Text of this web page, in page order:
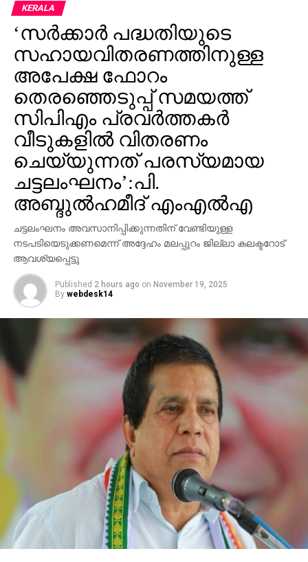
ഉപയോക്താക്കളെയാണ് 15ആര്‍ ലക്ഷ്യമിടുന്നത്.
ഫോണിന്റെ പൂര്‍ണ്ണ സവിശേഷതകളും ഇന്ത്യയിലെ
ലോഞ്ച് തീയതിയും അടുത്ത ദിവസങ്ങളില്‍
വണ്‍പ്ലസ് ഔദ്യോഗികമായി പ്രഖ്യാപിക്കുമെന്ന്
പ്രതീക്ഷിക്കുന്നു.
KERALA
‘സര്‍ക്കാര്‍ പദ്ധതിയുടെ
സഹായവിതരണത്തിനുള്ള
അപേക്ഷ ഫോറം
തെരഞ്ഞെടുപ്പ് സമയത്ത്
സിപിഎം പ്രവര്‍ത്തകര്‍
വീടുകളില്‍ വിതരണം
ചെയ്യുന്നത് പരസ്യമായ
ചട്ടലംഘനം’:പി.
അബ്ദുല്‍ഹമീദ് എംഎല്‍എ
ചട്ടലംഘനം അവസാനിപ്പിക്കുന്നതിന് വേണ്ടിയുള്ള
നടപടിയെടുക്കണമെന്ന് അദ്ദേഹം മലപ്പുറം ജില്ലാ കലക്ടറോട്
ആവശ്യപ്പെട്ടു
Published 2 hours ago on November 19, 2025
By webdesk14